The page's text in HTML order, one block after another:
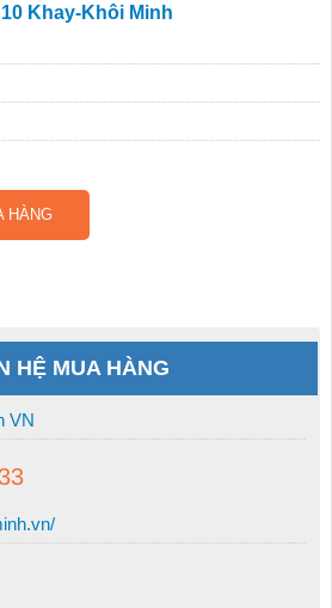
Khay-Khôi Minh
HỆ MUA HÀNG
VN